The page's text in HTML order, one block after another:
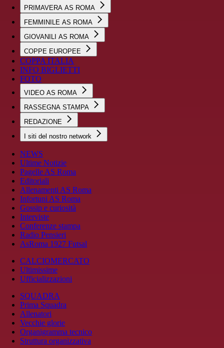
PRIMAVERA AS ROMA
FEMMINILE AS ROMA
GIOVANILI AS ROMA
COPPE EUROPEE
COPPA ITALIA
INFO BIGLIETTI
FOTO
VIDEO AS ROMA
RASSEGNA STAMPA
REDAZIONE
I siti del nostro network
NEWS
Ultime Notizie
Pagelle AS Roma
Editoriali
Allenamenti AS Roma
Infortuni AS Roma
Gossip e curiosità
Interviste
Conferenze stampa
Radio Pensieri
AsRoma 1927 Futsal
CALCIOMERCATO
Ultimissime
Ufficializzazioni
SQUADRA
Prima Squadra
Allenatori
Vecchie glorie
Organigramma tecnico
Struttura organizzativa